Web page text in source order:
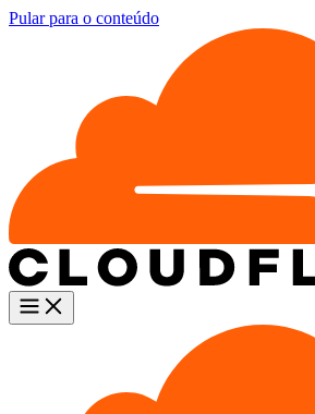
Pular para o conteúdo